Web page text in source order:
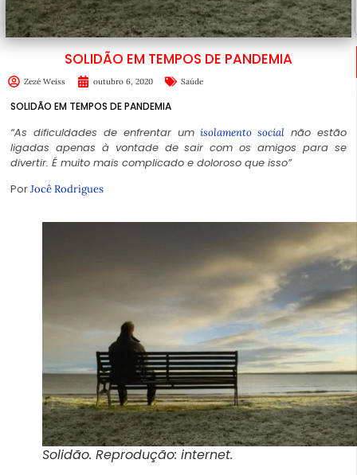
SOLIDÃO EM TEMPOS DE PANDEMIA
Zezé Weiss outubro 6, 2020 Saúde
SOLIDÃO EM TEMPOS DE PANDEMIA
“As dificuldades de enfrentar umisolamento social não estão
ligadas apenas à vontade de sair com os amigos para se
divertir. É muito mais complicado e doloroso que isso”
PorJocê Rodrigues
Solidão. Reprodução: internet.